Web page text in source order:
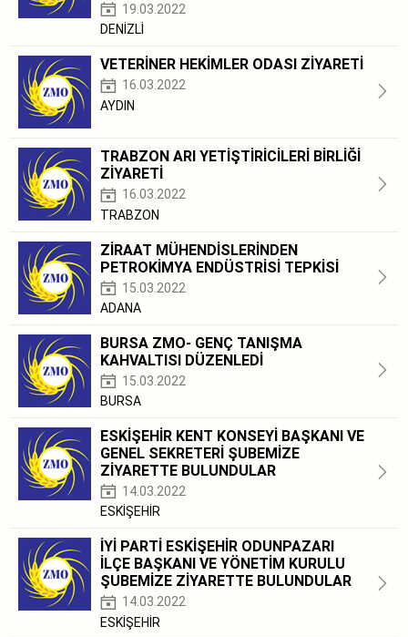
19.03.2022
DENİZLİ
VETERİNER HEKİMLER ODASI ZİYARETİ
16.03.2022
AYDIN
TRABZON ARI YETİŞTİRİCİLERİ BİRLİĞİ
ZİYARETİ
16.03.2022
TRABZON
ZİRAAT MÜHENDİSLERİNDEN
PETROKİMYA ENDÜSTRİSİ TEPKİSİ
15.03.2022
ADANA
BURSA ZMO- GENÇ TANIŞMA
KAHVALTISI DÜZENLEDİ
15.03.2022
BURSA
ESKİŞEHİR KENT KONSEYİ BAŞKANI VE
GENEL SEKRETERİ ŞUBEMİZE
ZİYARETTE BULUNDULAR
14.03.2022
ESKİŞEHİR
İYİ PARTİ ESKİŞEHİR ODUNPAZARI
İLÇE BAŞKANI VE YÖNETİM KURULU
ŞUBEMİZE ZİYARETTE BULUNDULAR
14.03.2022
ESKİŞEHİR